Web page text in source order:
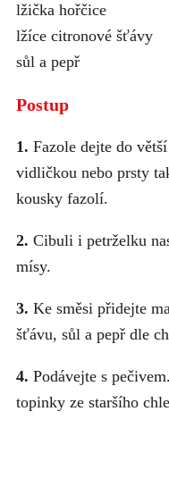
lžička hořčice
lžíce citronové šťávy
sůl a pepř
Postup
1. Fazole dejte do
vidličkou nebo prsty
kousky fazolí.
2. Cibuli i petrželku
mísy.
3. Ke směsi přidejte
šťávu, sůl a pepř dle
4. Podávejte s
topinky ze staršího